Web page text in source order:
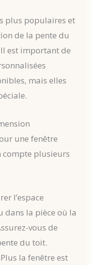
plus populaires et
de la pente du
est important de
mais elles
une fenêtre
compte plusieurs
l’espace
la pièce où la
vous de
du toit.
Plus la fenêtre est